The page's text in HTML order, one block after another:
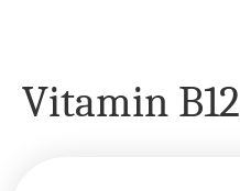
Vitamin B12